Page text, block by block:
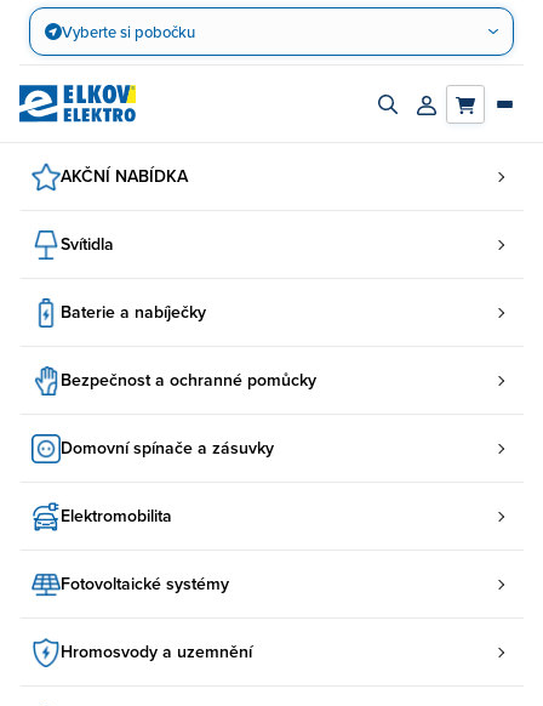
Přejít
obsah
Vyberte si pobočku
Zapnout/vypnout
Přihlásit/
AKČNÍ NABÍDKA
Svítidla
Baterie a nabíječky
Bezpečnost a ochranné pomůcky
Domovní spínače a zásuvky
Elektromobilita
Fotovoltaické systémy
Hromosvody a uzemnění